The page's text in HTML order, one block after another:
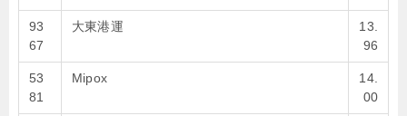
93
67
大東港運
13.
96
53
81
Mipox
14.
00